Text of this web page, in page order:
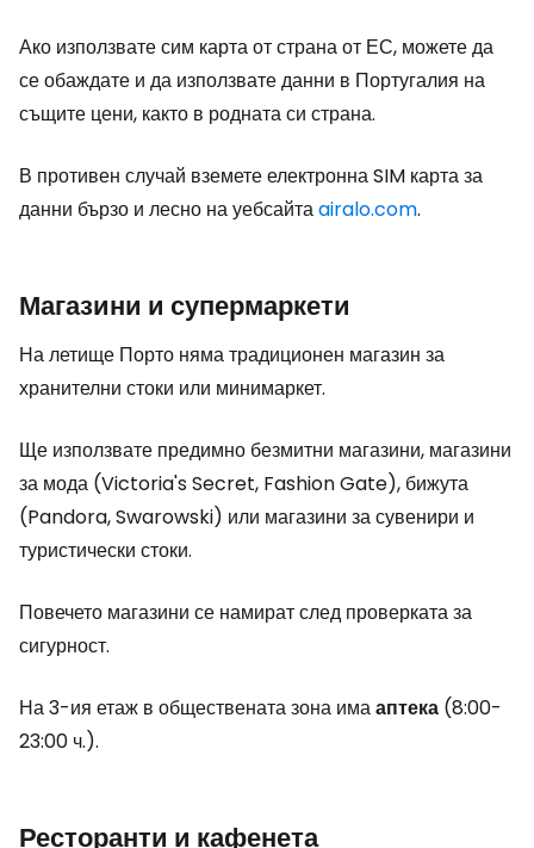
Ако използвате сим карта от страна от ЕС, можете да
се обаждате и да използвате данни в Португалия на
същите цени, както в родната си страна.
В противен случай вземете електронна SIM карта за
данни бързо и лесно на уебсайтаairalo.com.
Магазини и супермаркети
На летище Порто няма традиционен магазин за
хранителни стоки или минимаркет.
Ще използвате предимно безмитни магазини, магазини
за мода (Victoria's Secret, Fashion Gate), бижута
(Pandora, Swarowski) или магазини за сувенири и
туристически стоки.
Повечето магазини се намират след проверката за
сигурност.
На 3-ия етаж в обществената зона имааптека (8:00-
23:00 ч.).
Ресторанти и кафенета